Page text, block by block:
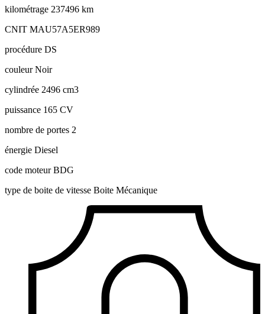
kilométrage 237496 km
CNIT MAU57A5ER989
procédure DS
couleurNoir
cylindrée 2496 cm3
puissance 165 CV
nombre de portes 2
énergie Diesel
code moteurBDG
type de boite de vitesse Boite Mécanique